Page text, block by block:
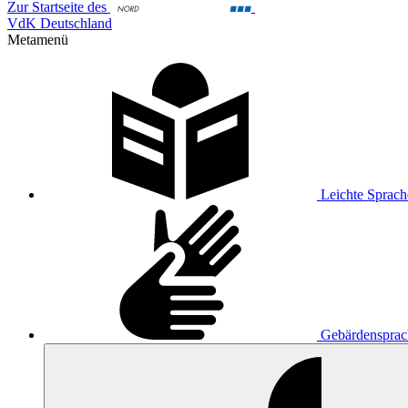
Zur Startseite des
VdK Deutschland
Metamenü
Leichte